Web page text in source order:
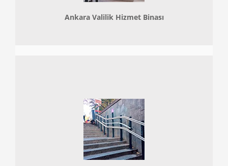
Ankara Valilik Hizmet Binası